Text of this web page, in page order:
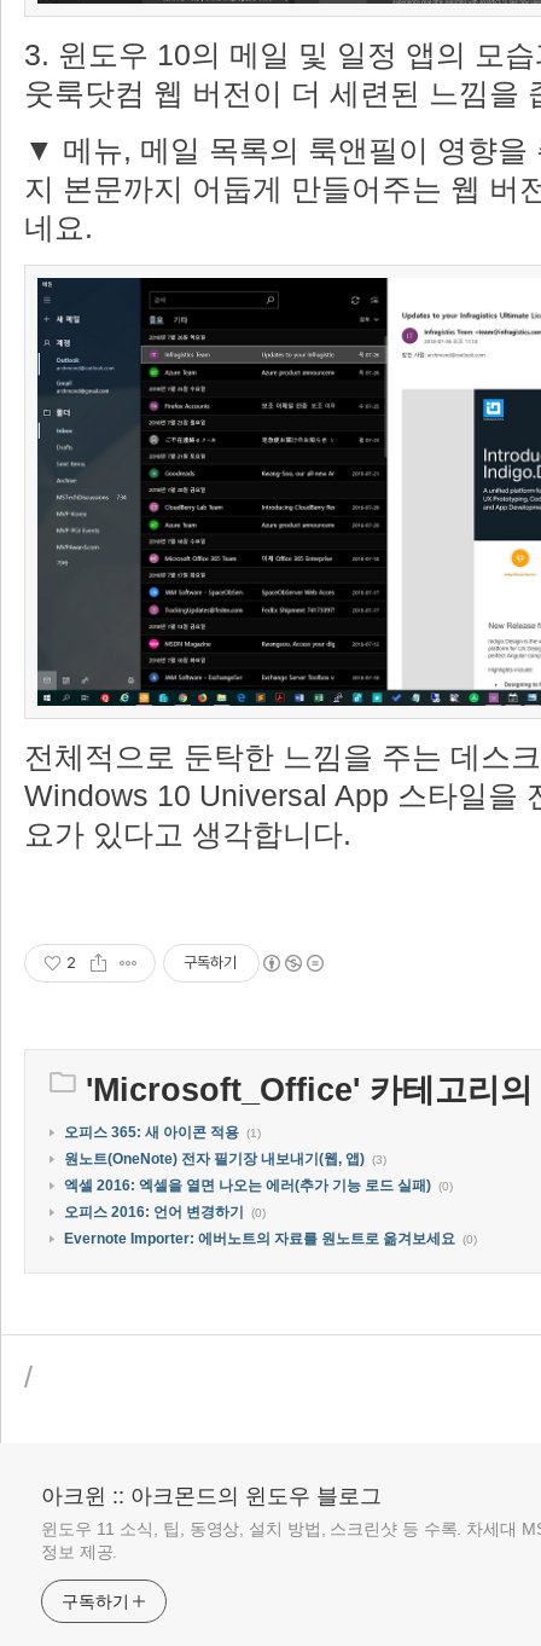
3. 윈도우 10의 메일 및 일정 앱의 모
웃룩닷컴 웹 버전이 더 세련된 느낌을
▼ 메뉴, 메일 목록의 룩앤필이 영향을
지 본문까지 어둡게 만들어주는 웹 버
네요.
전체적으로 둔탁한 느낌을 주는 데스
Windows 10 Universal App 스타일을
요가 있다고 생각합니다.
2 구독하기
'Microsoft_Office' 카테고리
오피스 365: 새 아이콘 적용 (1)
원노트(OneNote) 전자 필기장 내보내기(웹, 앱) (3)
엑셀 2016: 엑셀을 열면 나오는 에러(추가 기능 로드 실패) (0)
오피스 2016: 언어 변경하기 (0)
Evernote Importer: 에버노트의 자료를 원노트로 옮겨보세요 (0)
/
아크윈 :: 아크몬드의 윈도우 블로그
윈도우 11 소식, 팁, 동영상, 설치 방법, 스크린샷 등 수록. 차세대
정보 제공.
구독하기